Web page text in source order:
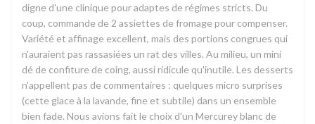
digne d'une clinique pour adaptes de régimes stricts. Du
coup, commande de 2 assiettes de fromage pour compenser.
Variété et affinage excellent, mais des portions congrues qui
n'auraient pas rassasiées un rat des villes. Au milieu, un mini
dé de confiture de coing, aussi ridicule qu'inutile. Les desserts
n'appellent pas de commentaires : quelques micro surprises
(cette glace à la lavande, fine et subtile) dans un ensemble
bien fade. Nous avions fait le choix d'un Mercurey blanc de